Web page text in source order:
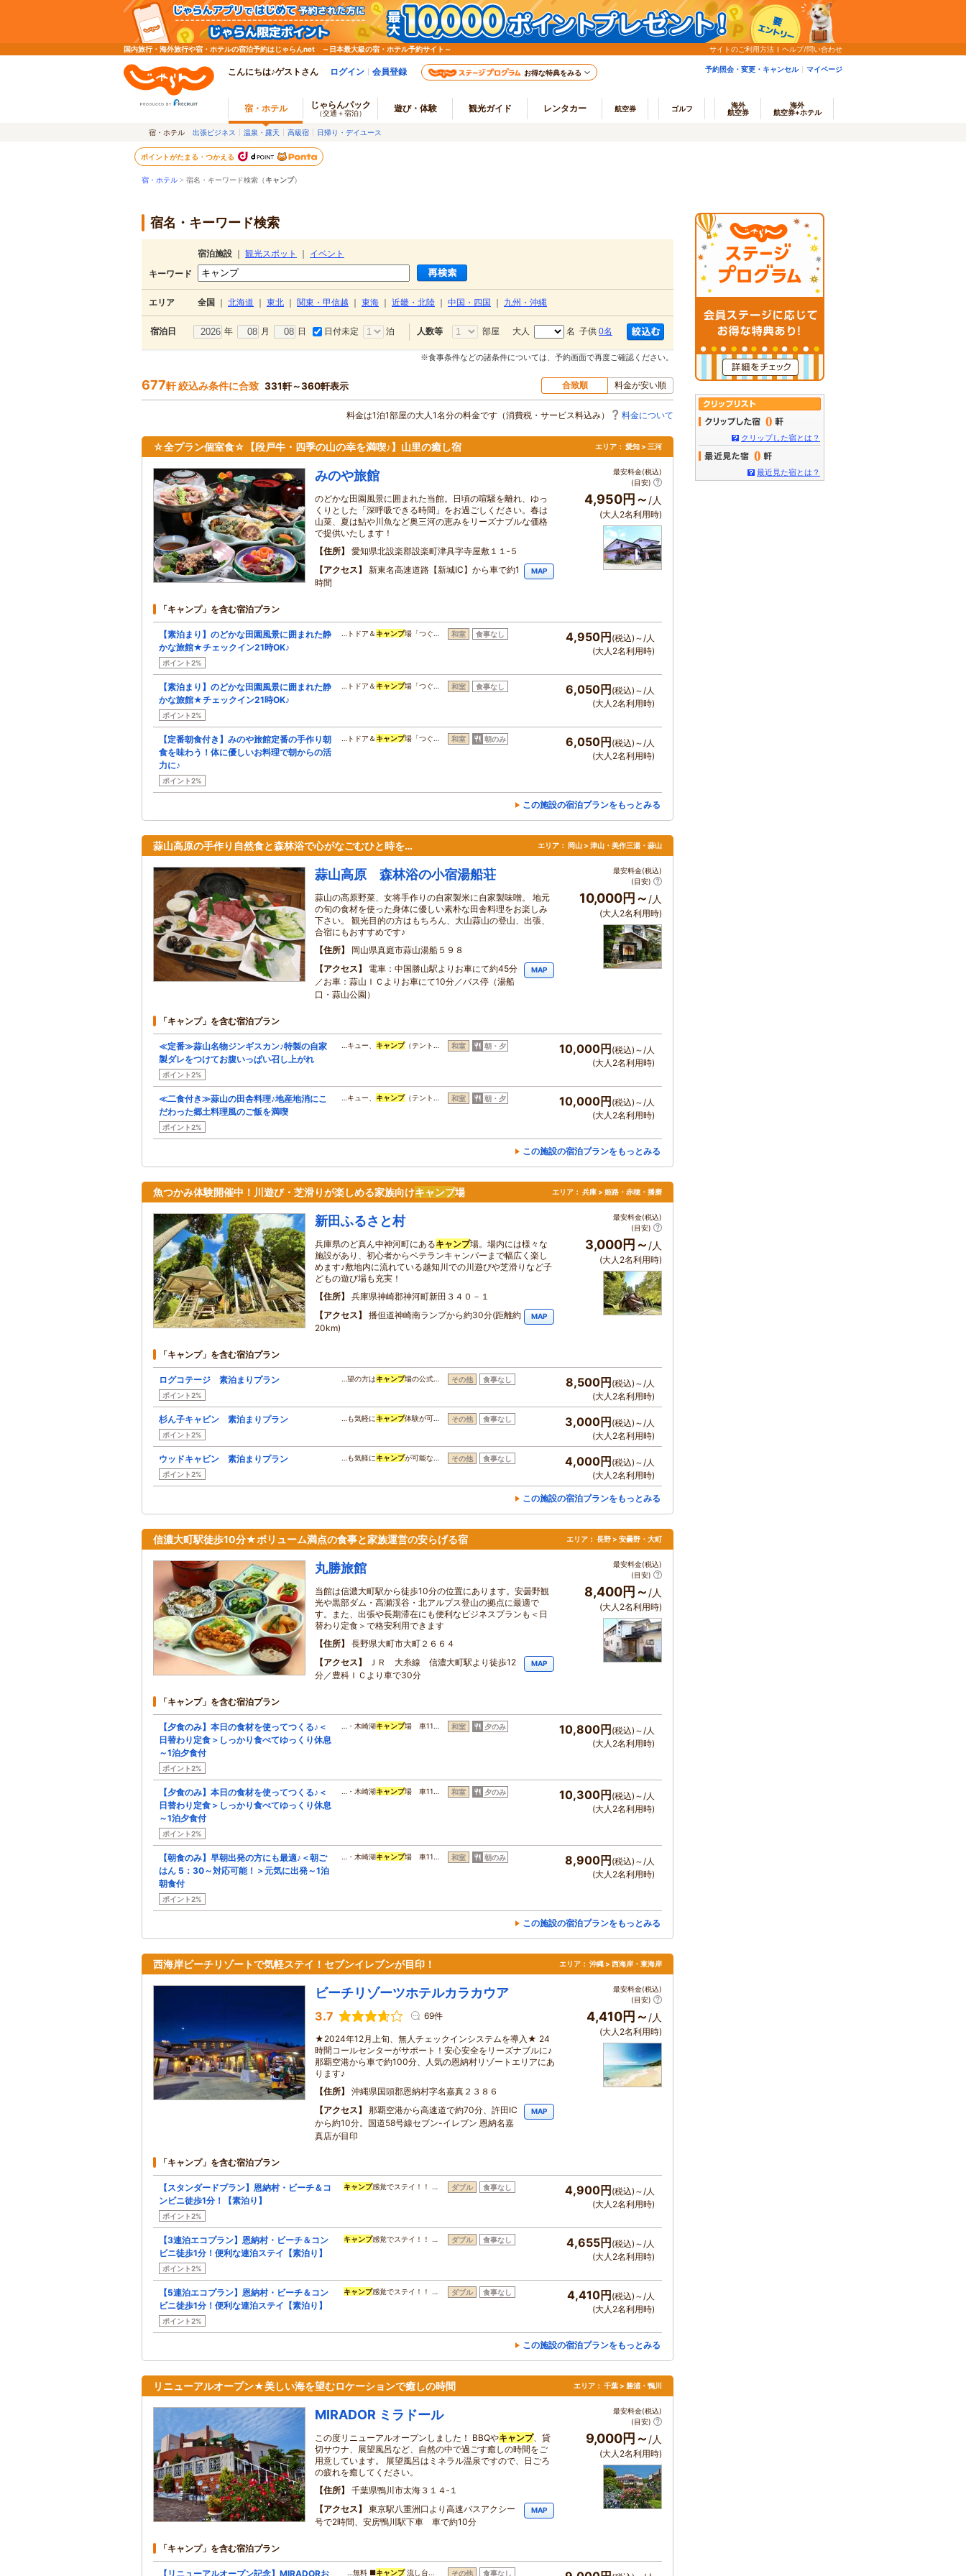
国内旅行・海外旅行や宿・ホテルの宿泊予約はじゃらんnet ～日本最大級の宿・ホテル予約サイト～ サイトのご利用方法 ヘルプ/問い合わせ
こんにちは♪ゲストさん ログイン 会員登録 お得な特典をみる 予約照会・変更・キャンセル マイページ
宿・ホテル じゃらんパック
（交通＋宿泊） 遊び・体験 観光ガイド レンタカー 航空券 ゴルフ
海外
航空券
海外
航空券+ホテル
宿・ホテル 出張ビジネス 温泉・露天 高級宿 日帰り・デイユース
ポイントがたまる・つかえる
宿・ホテル > 宿名・キーワード検索（キャンプ）
宿名・キーワード検索
宿泊施設 観光スポット
イベント
キーワード
エリア 全国 北海道 東北 関東・甲信越 東海 近畿・北陸 中国・四国 九州・沖縄
宿泊日 年 月 日 日付未定 泊 人数等 部屋 大人 名 子供 0名
※食事条件などの諸条件については、予約画面で再度ご確認ください。
677軒 絞込み条件に合致 331軒～360軒表示 合致順 料金が安い順
料金は1泊1部屋の大人1名分の料金です（消費税・サービス料込み） 料金について
☆全プラン個室食☆【段戸牛・四季の山の幸を満喫♪】山里の癒し宿 エリア： 愛知 > 三河
みのや旅館
のどかな田園風景に囲まれた当館。日頃の喧騒を離れ、ゆっ
くりとした「深呼吸できる時間」をお過ごしください。春は
山菜、夏は鮎や川魚など奥三河の恵みをリーズナブルな価格
で提供いたします！
住所
愛知県北設楽郡設楽町津具字寺屋敷１１‐５
アクセス
新東名高速道路【新城IC】から車で約1
時間
MAP
最安料金(税込)
(目安)
4,950円～ /人
(大人2名利用時)
「キャンプ」を含む宿泊プラン
【素泊まり】のどかな田園風景に囲まれた静
かな旅館★チェックイン21時OK♪
ポイント2%
…トドア＆ キャンプ場「つぐ… 和室 食事なし 4,950円 (税込)～/人
(大人2名利用時)
【素泊まり】のどかな田園風景に囲まれた静
かな旅館★チェックイン21時OK♪
ポイント2%
…トドア＆ キャンプ場「つぐ… 和室 食事なし 6,050円 (税込)～/人
(大人2名利用時)
【定番朝食付き】みのや旅館定番の手作り朝
食を味わう！体に優しいお料理で朝からの活
力に♪
ポイント2%
…トドア＆ キャンプ場「つぐ… 和室 朝のみ 6,050円 (税込)～/人
(大人2名利用時)
この施設の宿泊プランをもっとみる
蒜山高原の手作り自然食と森林浴で心がなごむひと時を… エリア： 岡山 > 津山・美作三湯・蒜山
蒜山高原 森林浴の小宿湯船荘
蒜山の高原野菜、女将手作りの自家製米に自家製味噌。 地元
の旬の食材を使った身体に優しい素朴な田舎料理をお楽しみ
下さい。 観光目的の方はもちろん、大山蒜山の登山、出張、
合宿にもおすすめです♪
住所
岡山県真庭市蒜山湯船５９８
アクセス
電車：中国勝山駅よりお車にて約45分
／お車：蒜山ＩＣよりお車にて10分／バス停（湯船
口・蒜山公園）
MAP
最安料金(税込)
(目安)
10,000円～ /人
(大人2名利用時)
「キャンプ」を含む宿泊プラン
≪定番≫蒜山名物ジンギスカン♪特製の自家
製ダレをつけてお腹いっぱい召し上がれ
ポイント2%
…キュー、 キャンプ（テント… 和室 朝・夕 10,000円 (税込)～/人
(大人2名利用時)
≪二食付き≫蒜山の田舎料理♪地産地消にこ
だわった郷土料理風のご飯を満喫
ポイント2%
…キュー、 キャンプ（テント… 和室 朝・夕 10,000円 (税込)～/人
(大人2名利用時)
この施設の宿泊プランをもっとみる
魚つかみ体験開催中！川遊び・芝滑りが楽しめる家族向けキャンプ場 エリア： 兵庫 > 姫路・赤穂・播磨
新田ふるさと村
兵庫県のど真ん中神河町にあるキャンプ場。場内には様々な
施設があり、初心者からベテランキャンパーまで幅広く楽し
めます♪敷地内に流れている越知川での川遊びや芝滑りなど子
どもの遊び場も充実！
住所
兵庫県神崎郡神河町新田３４０－１
アクセス
播但道神崎南ランプから約30分(距離約
20km)
MAP
最安料金(税込)
(目安)
3,000円～ /人
(大人2名利用時)
「キャンプ」を含む宿泊プラン
ログコテージ 素泊まりプラン
ポイント2%
…望の方はキャンプ場の公式… その他 食事なし 8,500円 (税込)～/人
(大人2名利用時)
杉ん子キャビン 素泊まりプラン
ポイント2%
…も気軽にキャンプ体験が可… その他 食事なし 3,000円 (税込)～/人
(大人2名利用時)
ウッドキャビン 素泊まりプラン
ポイント2%
…も気軽にキャンプが可能な… その他 食事なし 4,000円 (税込)～/人
(大人2名利用時)
この施設の宿泊プランをもっとみる
信濃大町駅徒歩10分★ボリューム満点の食事と家族運営の安らげる宿 エリア： 長野 > 安曇野・大町
丸勝旅館
当館は信濃大町駅から徒歩10分の位置にあります。安曇野観
光や黒部ダム・高瀬渓谷・北アルプス登山の拠点に最適で
す。また、出張や長期滞在にも便利なビジネスプランも＜日
替わり定食＞で格安利用できます
住所
長野県大町市大町２６６４
アクセス
ＪＲ 大糸線 信濃大町駅より徒歩12
分／豊科ＩＣより車で30分
MAP
最安料金(税込)
(目安)
8,400円～ /人
(大人2名利用時)
「キャンプ」を含む宿泊プラン
【夕食のみ】本日の食材を使ってつくる♪＜
日替わり定食＞しっかり食べてゆっくり休息
～1泊夕食付
ポイント2%
…・木崎湖キャンプ場 車11… 和室 夕のみ 10,800円 (税込)～/人
(大人2名利用時)
【夕食のみ】本日の食材を使ってつくる♪＜
日替わり定食＞しっかり食べてゆっくり休息
～1泊夕食付
ポイント2%
…・木崎湖キャンプ場 車11… 和室 夕のみ 10,300円 (税込)～/人
(大人2名利用時)
【朝食のみ】早朝出発の方にも最適♪＜朝ご
はん 5：30～対応可能！＞元気に出発～1泊
朝食付
ポイント2%
…・木崎湖キャンプ場 車11… 和室 朝のみ 8,900円 (税込)～/人
(大人2名利用時)
この施設の宿泊プランをもっとみる
西海岸ビーチリゾートで気軽ステイ！セブンイレブンが目印！ エリア： 沖縄 > 西海岸・東海岸
ビーチリゾーツホテルカラカウア
3.7 69件
★2024年12月上旬、無人チェックインシステムを導入★ 24
時間コールセンターがサポート！安心安全をリーズナブルに♪
那覇空港から車で約100分、人気の恩納村リゾートエリアにあ
ります♪
住所
沖縄県国頭郡恩納村字名嘉真２３８６
アクセス
那覇空港から高速道で約70分、許田IC
から約10分。国道58号線セブン-イレブン 恩納名嘉
真店が目印
MAP
最安料金(税込)
(目安)
4,410円～ /人
(大人2名利用時)
「キャンプ」を含む宿泊プラン
【スタンダードプラン】恩納村・ビーチ＆コ
ンビニ徒歩1分！【素泊り】
ポイント2%
キャンプ感覚でステイ！！ … ダブル 食事なし 4,900円 (税込)～/人
(大人2名利用時)
【3連泊エコプラン】恩納村・ビーチ＆コン
ビニ徒歩1分！便利な連泊ステイ【素泊り】
ポイント2%
キャンプ感覚でステイ！！ … ダブル 食事なし 4,655円 (税込)～/人
(大人2名利用時)
【5連泊エコプラン】恩納村・ビーチ＆コン
ビニ徒歩1分！便利な連泊ステイ【素泊り】
ポイント2%
キャンプ感覚でステイ！！ … ダブル 食事なし 4,410円 (税込)～/人
(大人2名利用時)
この施設の宿泊プランをもっとみる
リニューアルオープン★美しい海を望むロケーションで癒しの時間 エリア： 千葉 > 勝浦・鴨川
MIRADOR ミラドール
この度リニューアルオープンしました！ BBQやキャンプ、貸
切サウナ、展望風呂など、自然の中で過ごす癒しの時間をご
用意しています。 展望風呂はミネラル温泉ですので、日ごろ
の疲れを癒してください。
住所
千葉県鴨川市太海３１４‐１
アクセス
東京駅八重洲口より高速バスアクシー
号で2時間、安房鴨川駅下車 車で約10分
MAP
最安料金(税込)
(目安)
9,000円～ /人
(大人2名利用時)
「キャンプ」を含む宿泊プラン
【リニューアルオープン記念】MIRADORお …無料 ■キャンプ流し台… その他 食事なし
0
クリップした宿とは？
0
最近見た宿とは？